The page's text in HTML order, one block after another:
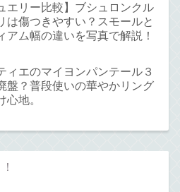
エリー比較】ブシュロンクル
は傷つきやすい？スモールと
アム幅の違いを写真で解説！
ィエのマイヨンパンテール３
盤？普段使いの華やかリング
心地。